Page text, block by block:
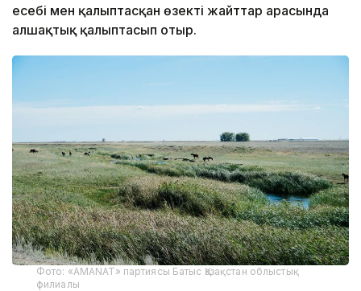
есебі мен қалыптасқан өзекті жайттар арасында
алшақтық қалыптасып отыр.
Фото: «AMANAT» партиясы Батыс Қазақстан облыстық
филиалы